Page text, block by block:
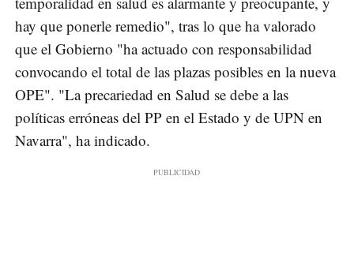
hay que ponerle remedio", tras lo que ha valorado
que el Gobierno "ha actuado con responsabilidad
convocando el total de las plazas posibles en la nueva
OPE". "La precariedad en Salud se debe a las
políticas erróneas del PP en el Estado y de UPN en
Navarra", ha indicado.